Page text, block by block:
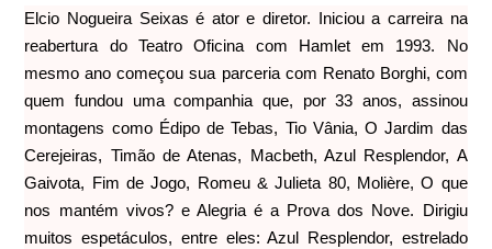
Elcio Nogueira Seixas é ator e diretor. Iniciou a carreira na
reabertura do Teatro Oficina com Hamlet em 1993. No
mesmo ano começou sua parceria com Renato Borghi, com
quem fundou uma companhia que, por 33 anos, assinou
montagens como Édipo de Tebas, Tio Vânia, O Jardim das
Cerejeiras, Timão de Atenas, Macbeth, Azul Resplendor, A
Gaivota, Fim de Jogo, Romeu & Julieta 80, Molière, O que
nos mantém vivos? e Alegria é a Prova dos Nove. Dirigiu
muitos espetáculos, entre eles: Azul Resplendor, estrelado